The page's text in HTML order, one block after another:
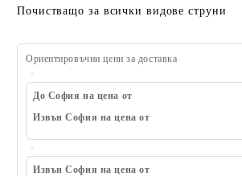
Почистващо за всички видове струни
Ориентировъчни цени за доставка
До София на цена от
Извън София на цена от
Извън София на цена от